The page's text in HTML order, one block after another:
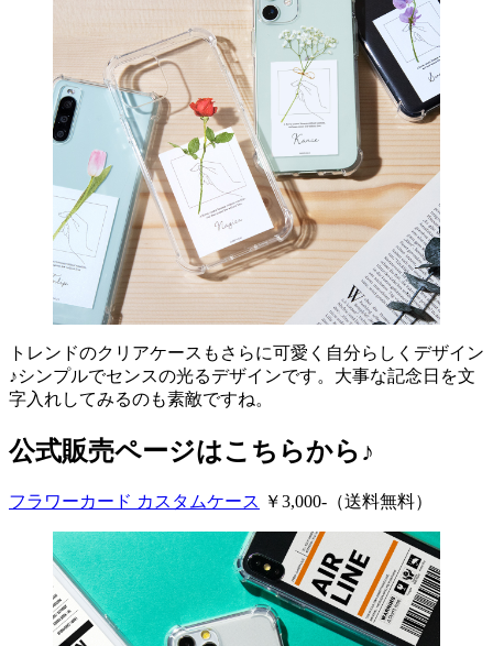
トレンドのクリアケースもさらに可愛く自分らしくデザイン
♪シンプルでセンスの光るデザインです。大事な記念日を文
字入れしてみるのも素敵ですね。
公式販売ページはこちらから♪
フラワーカード カスタムケース ￥3,000-（送料無料）